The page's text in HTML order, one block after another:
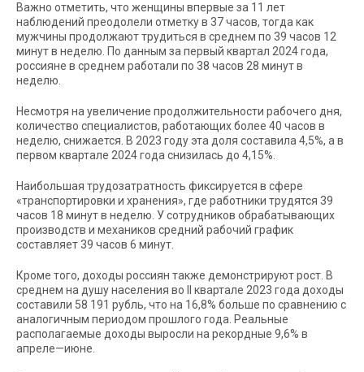
Важно отметить, что женщины впервые за 11 лет
наблюдений преодолели отметку в 37 часов, тогда как
мужчины продолжают трудиться в среднем по 39 часов 12
минут в неделю. По данным за первый квартал 2024 года,
россияне в среднем работали по 38 часов 28 минут в
неделю.
Несмотря на увеличение продолжительности рабочего дня,
количество специалистов, работающих более 40 часов в
неделю, снижается. В 2023 году эта доля составила 4,5%, а в
первом квартале 2024 года снизилась до 4,15%.
Наибольшая трудозатратность фиксируется в сфере
«транспортировки и хранения», где работники трудятся 39
часов 18 минут в неделю. У сотрудников обрабатывающих
производств и механиков средний рабочий график
составляет 39 часов 6 минут.
Кроме того, доходы россиян также демонстрируют рост. В
среднем на душу населения во II квартале 2023 года доходы
составили 58 191 рубль, что на 16,8% больше по сравнению с
аналогичным периодом прошлого года. Реальные
располагаемые доходы выросли на рекордные 9,6% в
апреле—июне.